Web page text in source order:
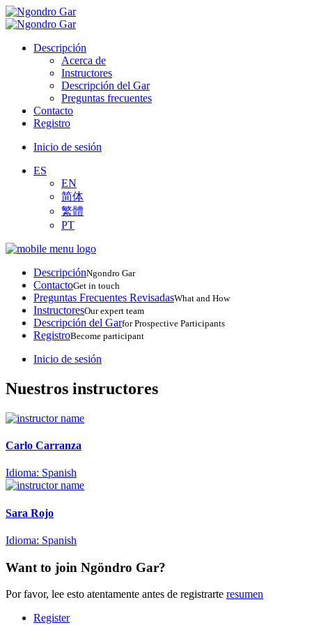
Descripción
Acerca de
Instructores
Descripción del Gar
Preguntas frecuentes
Contacto
Registro
Inicio de sesión
ES
EN
简体
繁體
PT
DescripciónNgondro Gar
ContactoGet in touch
Preguntas Frecuentes RevisadasWhat and How
InstructoresOur expert team
Descripción del Garfor Prospective Participants
RegistroBecome participant
Inicio de sesión
Nuestros instructores
Carlo Carranza
Idioma: Spanish
Sara Rojo
Idioma: Spanish
Want to join Ngöndro Gar?
Por favor, lee esto atentamente antes de registrarte resumen
Register